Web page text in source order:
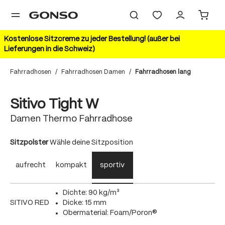
springen
Kostenlose Sitzcreme zu jeder Bestellung! (außer bei
Lieferungen in die Schweiz)
Fahrradhosen / Fahrradhosen Damen / Fahrradhosen lang
Sitivo Tight W
Damen Thermo Fahrradhose
Sitzpolsterauswählen
Wähle deine Sitzposition
aufrecht kompakt sportiv
SITIVO RED
Dichte: 90 kg/m³
Dicke: 15 mm
Obermaterial: Foam/Poron®